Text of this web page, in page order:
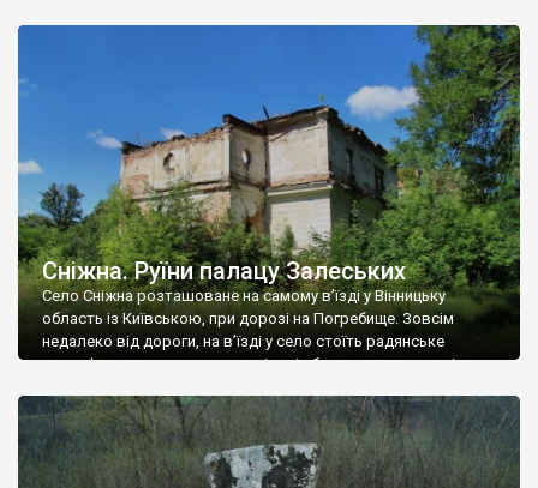
Наддністрянське відрізняється від більшості навколишніх
сіл. У селі є мурована Михайлівська церква. Точної дати […]
Сніжна. Руїни палацу Залеських
Село Сніжна розташоване на самому в’їзді у Вінницьку
область із Київською, при дорозі на Погребище. Зовсім
недалеко від дороги, на в’їзді у село стоїть радянське
рельєфне пано, яке показує жінку і яблуню, а трохи далі, десь
не видно, але видно дві стареньких колії у траві – […]